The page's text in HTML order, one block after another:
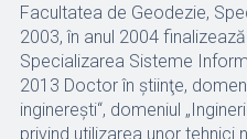
Facultatea de Geodezie,
2003, în anul 2004
Specializarea Sisteme
2013 Doctor în ştiinţe,
inginereşti“, domeniul
privind utilizarea unor tehnici